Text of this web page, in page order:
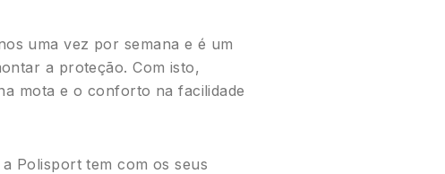
uma vez por semana e é um
a proteção. Com isto,
mota e o conforto na facilidade
Polisport tem com os seus